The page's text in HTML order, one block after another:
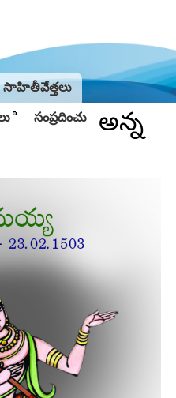
సాహితీవేత్తలు
సంప్రదించు
అన్న